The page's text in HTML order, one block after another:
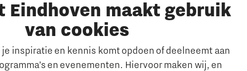
Eindhoven maakt gebruik
van cookies
inspiratie en kennis komt opdoen of deelneemt aan
en evenementen. Hiervoor maken wij, en
Publicaties Brainport voor
Onderwijs
Whitepapers & Onderzoeken
Nieuwsbrief